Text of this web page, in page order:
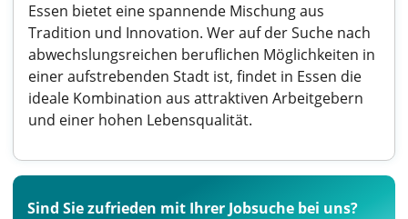
Essen bietet eine spannende Mischung aus
Tradition und Innovation. Wer auf der Suche nach
abwechslungsreichen beruflichen Möglichkeiten in
einer aufstrebenden Stadt ist, findet in Essen die
ideale Kombination aus attraktiven Arbeitgebern
und einer hohen Lebensqualität.
Sind Sie zufrieden mit Ihrer Jobsuche bei uns?